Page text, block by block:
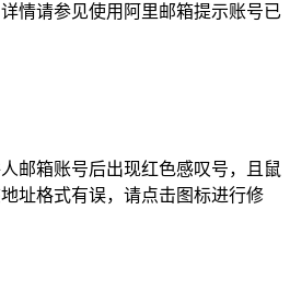
情请参见使用阿里邮箱提示账号已
邮箱账号后出现红色感叹号，且鼠
址格式有误，请点击图标进行修